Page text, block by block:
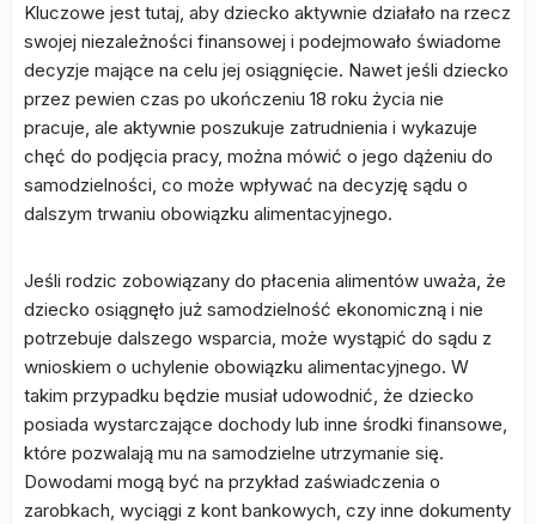
Kluczowe jest tutaj, aby dziecko aktywnie działało na rzecz
swojej niezależności finansowej i podejmowało świadome
decyzje mające na celu jej osiągnięcie. Nawet jeśli dziecko
przez pewien czas po ukończeniu 18 roku życia nie
pracuje, ale aktywnie poszukuje zatrudnienia i wykazuje
chęć do podjęcia pracy, można mówić o jego dążeniu do
samodzielności, co może wpływać na decyzję sądu o
dalszym trwaniu obowiązku alimentacyjnego.
Jeśli rodzic zobowiązany do płacenia alimentów uważa, że
dziecko osiągnęło już samodzielność ekonomiczną i nie
potrzebuje dalszego wsparcia, może wystąpić do sądu z
wnioskiem o uchylenie obowiązku alimentacyjnego. W
takim przypadku będzie musiał udowodnić, że dziecko
posiada wystarczające dochody lub inne środki finansowe,
które pozwalają mu na samodzielne utrzymanie się.
Dowodami mogą być na przykład zaświadczenia o
zarobkach, wyciągi z kont bankowych, czy inne dokumenty